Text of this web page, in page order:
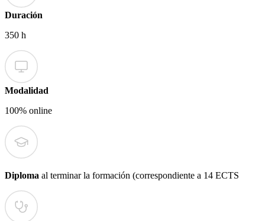
Duración
350 h
Modalidad
100% online
Diploma al terminar la formación (correspondiente a 14 ECTS